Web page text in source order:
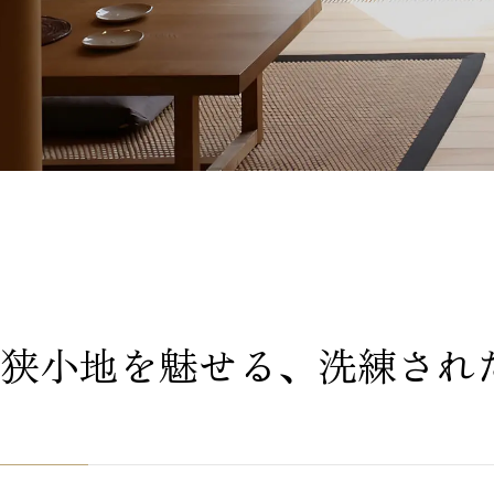
狭小地を魅せる、洗練され